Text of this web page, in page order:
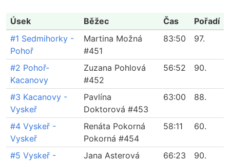
Úsek Běžec Čas
Pořadí
#1 Sedmihorky -
Pohoř
Martina Možná
#451
83:50 97.
#2 Pohoř-
Kacanovy
Zuzana Pohlová
#452
56:52 90.
#3 Kacanovy -
Vyskeř
Pavlína
Doktorová #453
63:00 88.
#4 Vyskeř -
Vyskeř
Renáta Pokorná
Pokorná #454
58:11 60.
#5 Vyskeř -
Jana Asterová
66:23 90.